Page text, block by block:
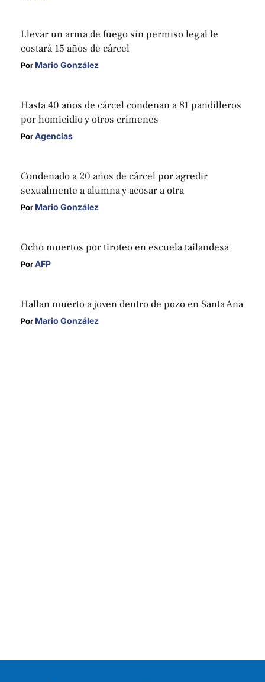
Llevar un arma de fuego sin permiso legal le
costará 15 años de cárcel
Por Mario González
Hasta 40 años de cárcel condenan a 81 pandilleros
por homicidio y otros crímenes
Por Agencias
Condenado a 20 años de cárcel por agredir
sexualmente a alumna y acosar a otra
Por Mario González
Ocho muertos por tiroteo en escuela tailandesa
Por AFP
Hallan muerto a joven dentro de pozo en Santa Ana
Por Mario González